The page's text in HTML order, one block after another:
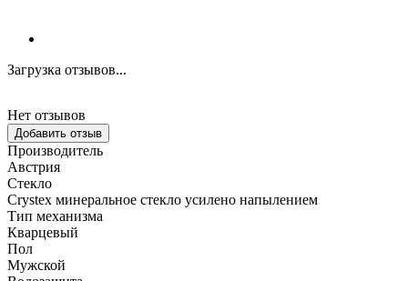
Загрузка отзывов...
Нет отзывов
Добавить отзыв
Производитель
Австрия
Стекло
Crystex минеральное стекло усилено напылением
Тип механизма
Кварцевый
Пол
Мужской